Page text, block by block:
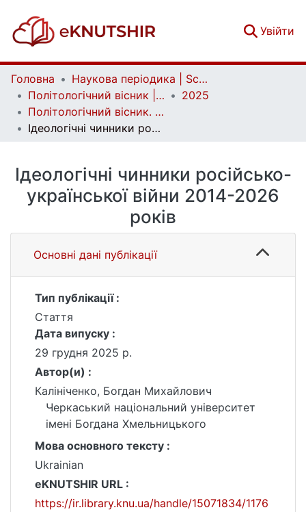
Увійти
Головна
Наукова періодика | Scientific periodicals
Політологічний вісник | Politology bulletin
2025
Політологічний вісник. Випуск 99
Ідеологічні чинники російсько-української війни 2014-2026 років
Ідеологічні чинники російсько-
української війни 2014-2026
років
Основні дані публікації
Тип публікації :
Стаття
Дата випуску :
29 грудня 2025 р.
Автор(и) :
Калініченко, Богдан Михайлович
Черкаський національний університет
імені Богдана Хмельницького
Мова основного тексту :
Ukrainian
eKNUTSHIR URL :
https://ir.library.knu.ua/handle/15071834/1176